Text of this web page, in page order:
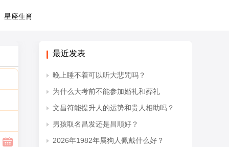
星座生肖
最近发表
晚上睡不着可以听大悲咒吗？
为什么大考前不能参加婚礼和葬礼
文昌符能提升人的运势和贵人相助吗？
男孩取名昌发还是昌顺好？
2026年1982年属狗人佩戴什么好？